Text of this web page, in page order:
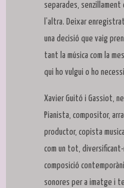
separades,
l’altra. Deixar
una decisió que vaig
tant la música com la
qui ho vulgui o ho
Xavier Guitó i Gassiot,
Pianista, compositor,
productor, copista
com un tot,
composició
sonores per a imatge i